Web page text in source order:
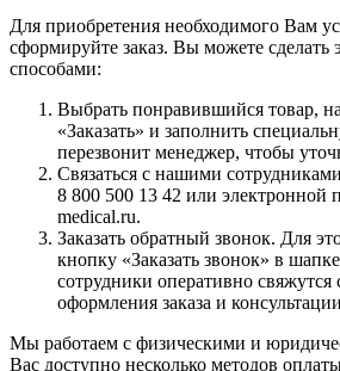
Для приобретения необходимого Вам
сформируйте заказ. Вы можете сделать
способами:
Выбрать понравившийся товар,
«Заказать» и заполнить
перезвонит менеджер, чтобы
Связаться с нашими
8 800 500 13 42 или электронной
medical.ru.
Заказать обратный звонок. Для
кнопку «Заказать звонок» в
сотрудники оперативно
оформления заказа и
Мы работаем с физическими и
Вас доступно несколько методов